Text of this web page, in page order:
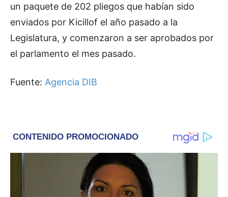
un paquete de 202 pliegos que habían sido
enviados por Kicillof el año pasado a la
Legislatura, y comenzaron a ser aprobados por
el parlamento el mes pasado.
Fuente: Agencia DIB